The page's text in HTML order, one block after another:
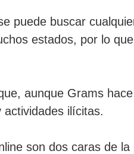
puede buscar
estados, por lo
aunque Grams
actividades ilícitas.
son dos caras de